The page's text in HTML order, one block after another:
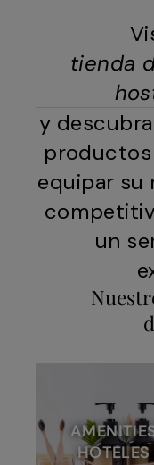
tienda
y
productos
equipar su
un
HOTELES